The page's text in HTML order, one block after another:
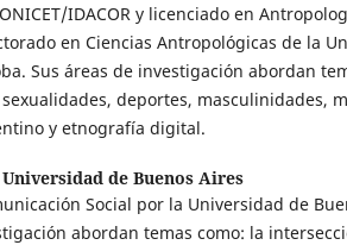
IDACOR y licenciado en
en Ciencias Antropológicas de la
Sus áreas de investigación abordan
deportes, masculinidades,
y etnografía digital.
Universidad de Buenos Aires
Social por la Universidad de
abordan temas como: la